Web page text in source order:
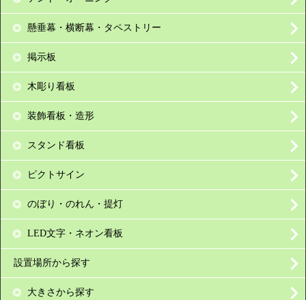
懸垂幕・横断幕・タペストリー
掲示板
木彫り看板
装飾看板・造形
スタンド看板
ピクトサイン
のぼり・のれん・提灯
LED文字・ネオン看板
設置場所から探す
大きさから探す